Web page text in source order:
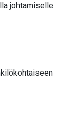
johtamiselle.